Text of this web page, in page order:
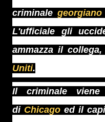
criminale georgiano
L'ufficiale gli
ammazza il
Uniti.
Il criminale viene
di Chicago ed il